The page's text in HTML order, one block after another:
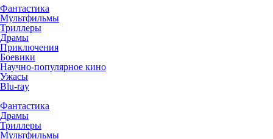
Фантастика
Мультфильмы
Триллеры
Драмы
Приключения
Боевики
Научно-популярное кино
Ужасы
Blu-ray
Фантастика
Драмы
Триллеры
Мультфильмы